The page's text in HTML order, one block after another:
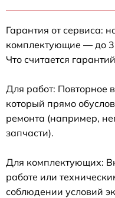
Гарантия от сервиса:
комплектующие — до 3
Что считается
Для работ: Повторное
который прямо
ремонта (например,
запчасти).
Для комплектующих:
работе или
соблюдении условий